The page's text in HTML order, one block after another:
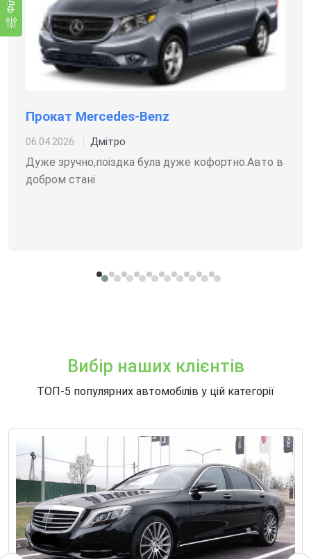
Прокат Mercedes-Benz
06.04.2026 Дмітро
Дуже зручно,поіздка була дуже кофортно.Авто в
добром стані
Вибір наших клієнтів
ТОП-5 популярних автомобілів у цій категорії